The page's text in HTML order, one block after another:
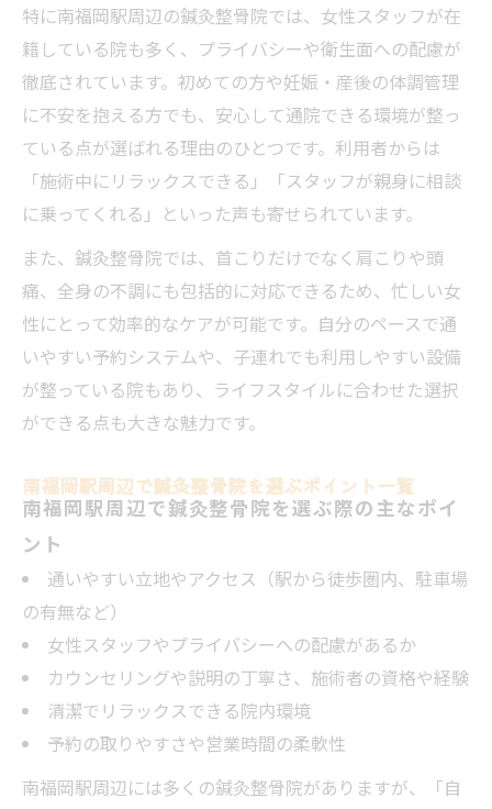
鍼灸整骨院で受けられる首こり施術タイプ
一覧
鍼灸整骨院で首の緊張を解消する流れ
首のつらさに効く鍼灸整骨院の施術体験
特に南福岡駅周辺の鍼灸整骨院では、女性スタッフが在
籍している院も多く、プライバシーや衛生面への配慮が
徹底されています。初めての方や妊娠・産後の体調管理
に不安を抱える方でも、安心して通院できる環境が整っ
ている点が選ばれる理由のひとつです。利用者からは
「施術中にリラックスできる」「スタッフが親身に相談
に乗ってくれる」といった声も寄せられています。
また、鍼灸整骨院では、首こりだけでなく肩こりや頭
痛、全身の不調にも包括的に対応できるため、忙しい女
性にとって効率的なケアが可能です。自分のペースで通
いやすい予約システムや、子連れでも利用しやすい設備
が整っている院もあり、ライフスタイルに合わせた選択
ができる点も大きな魅力です。
南福岡駅周辺で鍼灸整骨院を選ぶポイント一覧
南福岡駅周辺で鍼灸整骨院を選ぶ際の主なポイ
ント
通いやすい立地やアクセス（駅から徒歩圏内、駐車場
の有無など）
女性スタッフやプライバシーへの配慮があるか
カウンセリングや説明の丁寧さ、施術者の資格や経験
清潔でリラックスできる院内環境
予約の取りやすさや営業時間の柔軟性
南福岡駅周辺には多くの鍼灸整骨院がありますが、「自